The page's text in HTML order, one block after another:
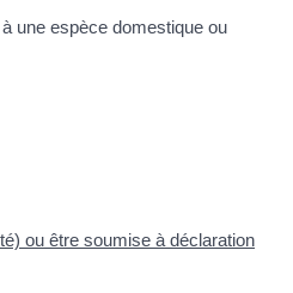
une espèce domestique ou
ou être soumise à déclaration